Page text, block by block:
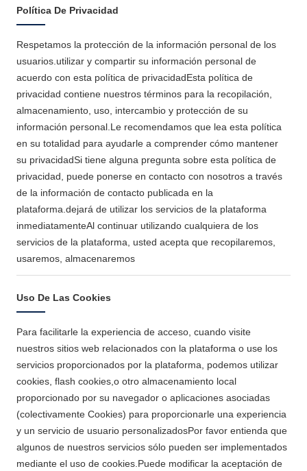
Política De Privacidad
Respetamos la protección de la información personal de los
usuarios.utilizar y compartir su información personal de
acuerdo con esta política de privacidadEsta política de
privacidad contiene nuestros términos para la recopilación,
almacenamiento, uso, intercambio y protección de su
información personal.Le recomendamos que lea esta política
en su totalidad para ayudarle a comprender cómo mantener
su privacidadSi tiene alguna pregunta sobre esta política de
privacidad, puede ponerse en contacto con nosotros a través
de la información de contacto publicada en la
plataforma.dejará de utilizar los servicios de la plataforma
inmediatamenteAl continuar utilizando cualquiera de los
servicios de la plataforma, usted acepta que recopilaremos,
usaremos, almacenaremos
Uso De Las Cookies
Para facilitarle la experiencia de acceso, cuando visite
nuestros sitios web relacionados con la plataforma o use los
servicios proporcionados por la plataforma, podemos utilizar
cookies, flash cookies,o otro almacenamiento local
proporcionado por su navegador o aplicaciones asociadas
(colectivamente Cookies) para proporcionarle una experiencia
y un servicio de usuario personalizadosPor favor entienda que
algunos de nuestros servicios sólo pueden ser implementados
mediante el uso de cookies.Puede modificar la aceptación de